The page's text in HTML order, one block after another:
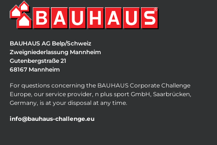
BAUHAUS AG Belp/Schweiz
Zweigniederlassung Mannheim
Gutenbergstraße 21
68167 Mannheim
For questions concerning the BAUHAUS Corporate Challenge
Europe, our service provider, n plus sport GmbH, Saarbrücken,
Germany, is at your disposal at any time.
info@bauhaus-challenge.eu